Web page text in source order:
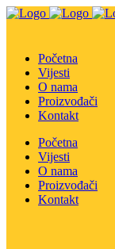
Početna
Vijesti
O nama
Proizvođači
Kontakt
Početna
Vijesti
O nama
Proizvođači
Kontakt